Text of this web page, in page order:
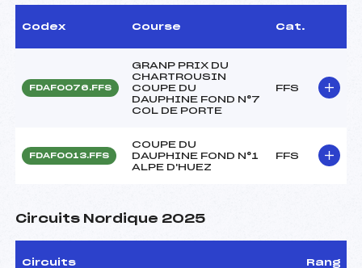
Codex Course Cat.
FDAF0076.FFS
GRANP PRIX DU
CHARTROUSIN
COUPE DU
DAUPHINE FOND N°7
COL DE PORTE
FFS
FDAF0013.FFS
COUPE DU
DAUPHINE FOND N°1
ALPE D'HUEZ
FFS
Circuits Nordique 2025
Circuits Rang